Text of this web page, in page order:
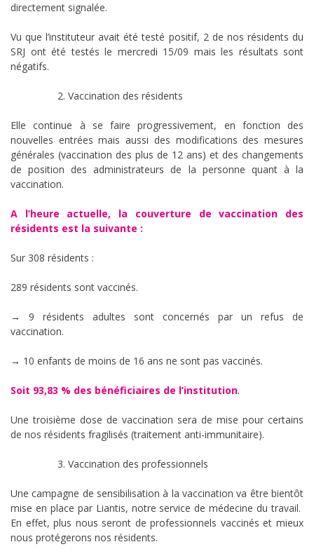
directement signalée.
Vu que l’instituteur avait été testé positif, 2 de nos résidents du
SRJ ont été testés le mercredi 15/09 mais les résultats sont
négatifs.
Vaccination des résidents
Elle continue à se faire progressivement, en fonction des
nouvelles entrées mais aussi des modifications des mesures
générales (vaccination des plus de 12 ans) et des changements
de position des administrateurs de la personne quant à la
vaccination.
A l’heure actuelle, la couverture de vaccination des
résidents est la suivante :
Sur 308 résidents :
289 résidents sont vaccinés.
→ 9 résidents adultes sont concernés par un refus de
vaccination.
→ 10 enfants de moins de 16 ans ne sont pas vaccinés.
Soit 93,83 % des bénéficiaires de l’institution.
Une troisième dose de vaccination sera de mise pour certains
de nos résidents fragilisés (traitement anti-immunitaire).
Vaccination des professionnels
Une campagne de sensibilisation à la vaccination va être bientôt
mise en place par Liantis, notre service de médecine du travail.
En effet, plus nous seront de professionnels vaccinés et mieux
nous protégerons nos résidents.